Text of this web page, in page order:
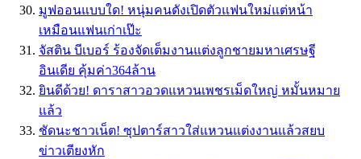
มูฟออนแบบใด! หนุ่มคนดังเปิดตัวแฟนใหม่แต่หน้า
เหมือนแฟนเก่าเป๊ะ
จัสติน บีเบอร์ ร้องจัดเต็มงานแต่งลูกชายมหาเศรษฐี
อินเดีย คุ้มค่า364ล้าน
ยินดีด้วย! ดาราสาวอวดแหวนเพชรเม็ดใหญ่ หมั้นหมาย
แล้ว
ชัดนะชาวเน็ต! ซุปตาร์สาวใส่แหวนแต่งงานแล้วสยบ
ข่าวเตียงหัก